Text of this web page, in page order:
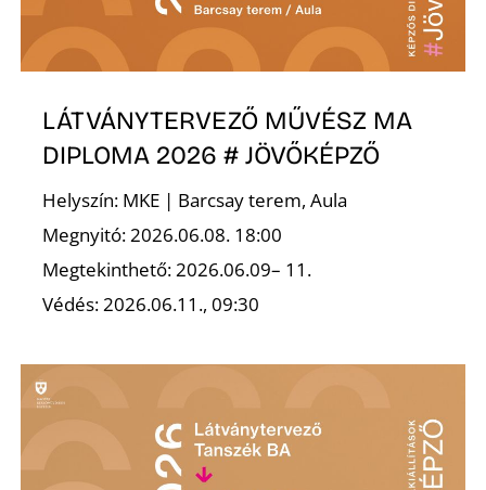
LÁTVÁNYTERVEZŐ MŰVÉSZ MA
DIPLOMA 2026 # JÖVŐKÉPZŐ
Helyszín: MKE | Barcsay terem, Aula
Megnyitó: 2026.06.08. 18:00
Megtekinthető: 2026.06.09– 11.
Védés: 2026.06.11., 09:30